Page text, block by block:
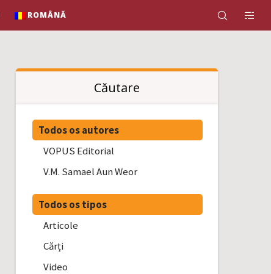
ROMÂNĂ
Căutare
Todos os autores
VOPUS Editorial
V.M. Samael Aun Weor
Todos os tipos
Articole
Cărți
Video